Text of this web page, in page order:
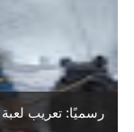
رسميًا: تعريب لعبة God Of War Ragnarok!